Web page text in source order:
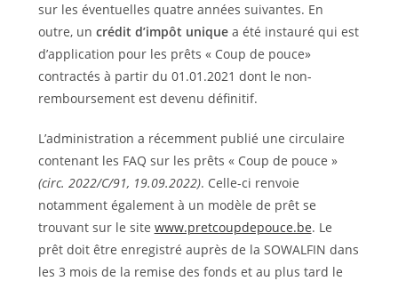
sur les éventuelles quatre années suivantes. En
outre, un crédit d’impôt uniquea été instauré qui est
d’application pour les prêts « Coup de pouce»
contractés à partir du 01.01.2021 dont le non-
remboursement est devenu définitif.
L’administration a récemment publié une circulaire
contenant les FAQ sur les prêts « Coup de pouce »
(circ. 2022/C/91, 19.09.2022). Celle-ci renvoie
notamment également à un modèle de prêt se
trouvant sur le site www.pretcoupdepouce.be. Le
prêt doit être enregistré auprès de la SOWALFIN dans
les 3 mois de la remise des fonds et au plus tard le